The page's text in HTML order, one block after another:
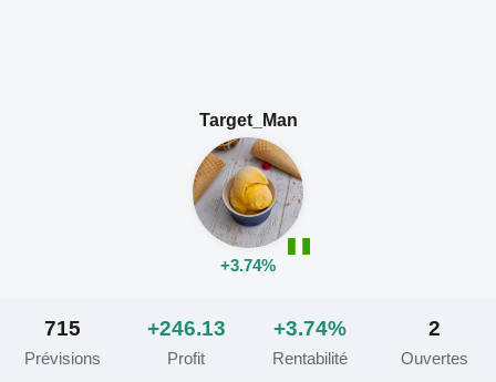
Target_Man
+3.74%
715
Prévisions
+246.13
Profit
+3.74%
Rentabilité
2
Ouvertes